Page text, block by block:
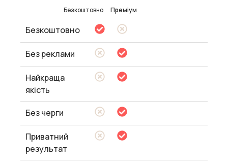
Безкоштовно Преміум
Безкоштовно
Без реклами
Найкраща
якість
Без черги
Приватний
результат